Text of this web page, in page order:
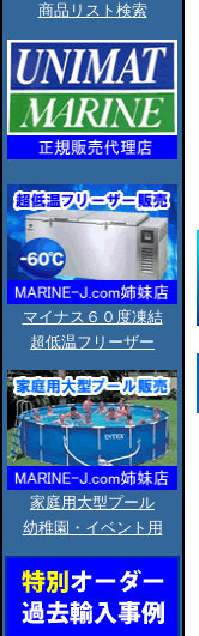
商品リスト検索
マイナス６０度凍結
超低温フリーザー
家庭用大型プール
幼稚園・イベント用